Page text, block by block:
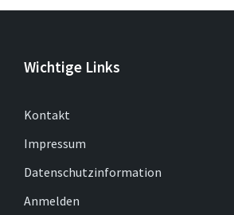
Wichtige Links
Kontakt
Impressum
Datenschutzinformation
Anmelden